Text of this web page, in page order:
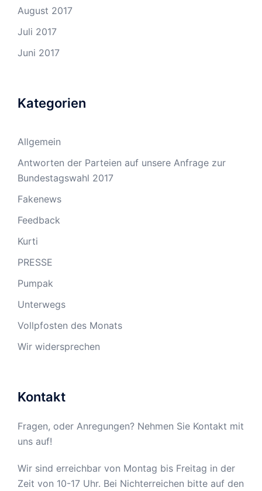
August 2017
Juli 2017
Juni 2017
Kategorien
Allgemein
Antworten der Parteien auf unsere Anfrage zur
Bundestagswahl 2017
Fakenews
Feedback
Kurti
PRESSE
Pumpak
Unterwegs
Vollpfosten des Monats
Wir widersprechen
Kontakt
Fragen, oder Anregungen? Nehmen Sie Kontakt mit
uns auf!
Wir sind erreichbar von Montag bis Freitag in der
Zeit von 10-17 Uhr. Bei Nichterreichen bitte auf den